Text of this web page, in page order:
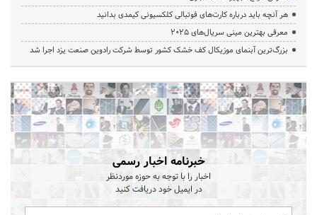
هر آنچه باید درباره کارت‌های فوتبالی کلکسیونی کیمدی بدانید
معرفی بهترین مینی سریال‌های 2025
بزرگ‌ترین آبنمای موزیکال کف خشک کشور توسط شرکت رادوین صنعت یزد اجرا شد
خبرنامه اخبار رسمی
اخبار را با توجه به حوزه موردنظر
در ایمیل خود دریافت کنید